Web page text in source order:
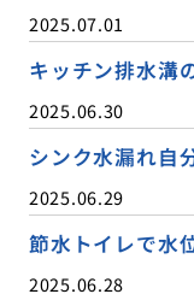
2025.07.01
キッチン排水溝
2025.06.30
シンク水漏れ自
2025.06.29
節水トイレで水
2025.06.28